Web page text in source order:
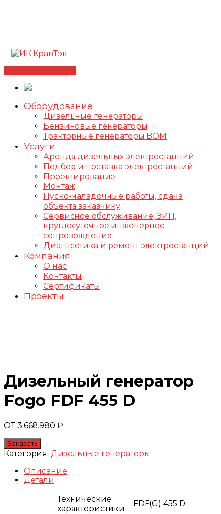
Оборудование
Дизельные генераторы
Бензиновые генераторы
Тракторные генераторы BOM
Услуги
Аренда дизельных электростанций
Подбор и поставка электростанций
Проектирование
Монтаж
Пуско-наладочные работы, сдача
объекта заказчику
Сервисное обслуживание, ЗИП,
круглосуточное инженерное
сопровождение
Диагностика и ремонт электростанций
Компания
О нас
Контакты
Сертификаты
Проекты
Дизельный генератор
Fogo FDF 455 D
ОТ 3.668.980 ₽
Заказать
Категория: Дизельные генераторы
Описание
Детали
Технические
характеристики
FDF(G) 455 D